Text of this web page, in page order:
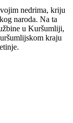
nedrima, kriju
naroda. Na ta
u Kuršumliji,
kraju